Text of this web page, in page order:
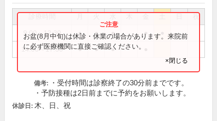
祝
9:00～12:30 ● ● ● ●
14:00～17:30 ● ● ●
お盆(8月中旬)は休診・休業の場合があります。来院前
に必ず医療機関に直接ご確認ください。
×閉じる
備考:
・受付時間は診察終了の30分前までです。
・予防接種は2日前までに予約をお願いします。
休診日: 木、日、祝